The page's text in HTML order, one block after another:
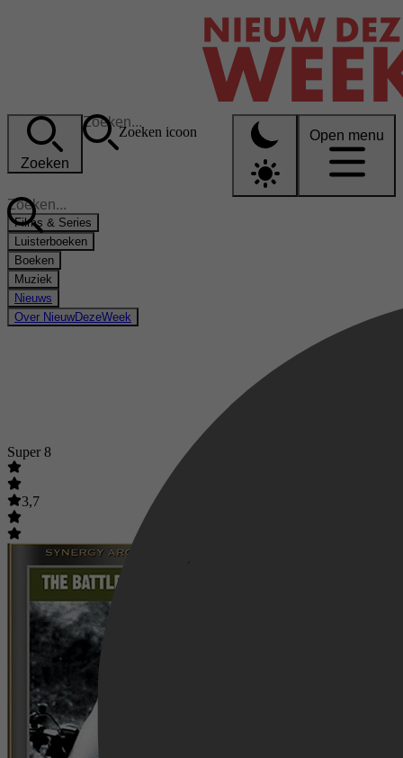
Zoeken
Zoeken icoon Open menu
Films & Series
Luisterboeken
Boeken
Muziek
Nieuws
Over NieuwDezeWeek
Super 8
3,7